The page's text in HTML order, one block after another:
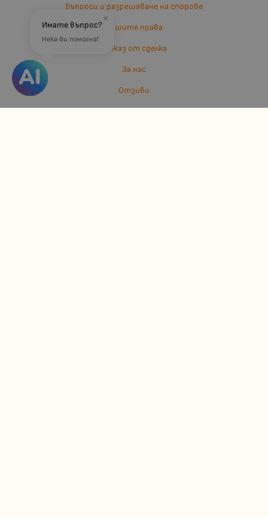
Въпроси и разрешаване на спорове
Вашите права
Отказ от сделка
За нас
Отзиви
Карта на сайта
×
Имате въпрос?
Нека Ви помогна!